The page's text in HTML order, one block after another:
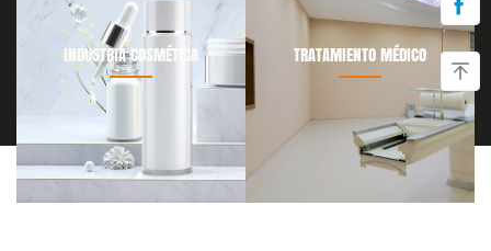
INDUSTRIA COSMÉTICA TRATAMIENTO MÉDICO